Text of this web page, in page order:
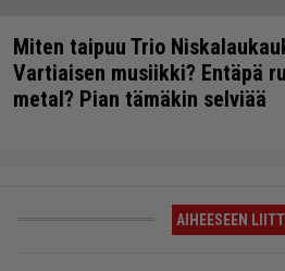
Miten taipuu Trio
Vartiaisen musiikki? Entäpä
metal? Pian tämäkin selviää
AIHEESEEN